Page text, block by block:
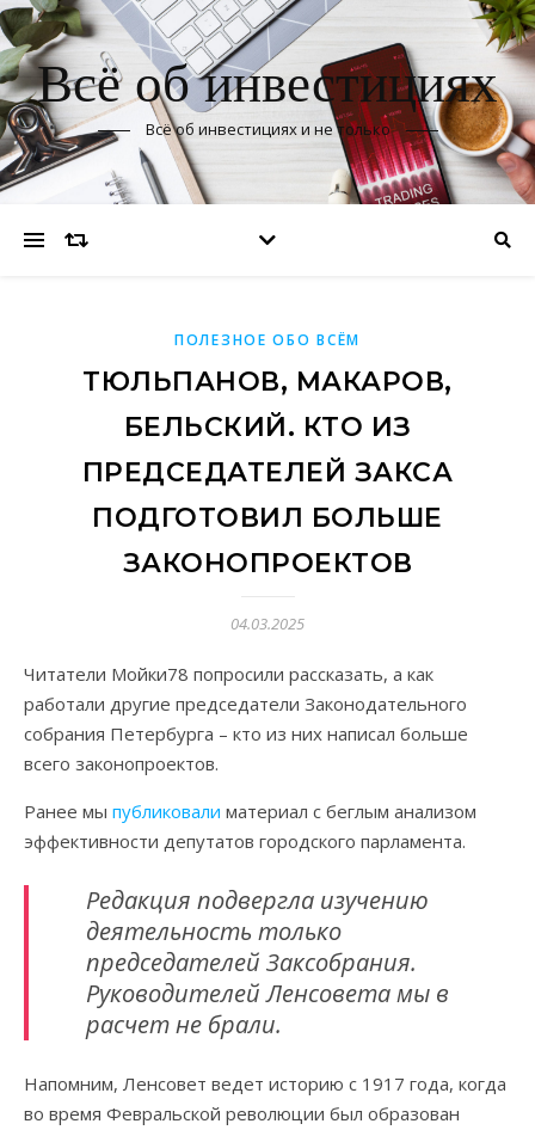
Всё об инвестициях
Всё об инвестициях и не только
ПОЛЕЗНОЕ ОБО ВСЁМ
ТЮЛЬПАНОВ, МАКАРОВ,
БЕЛЬСКИЙ. КТО ИЗ
ПРЕДСЕДАТЕЛЕЙ ЗАКСА
ПОДГОТОВИЛ БОЛЬШЕ
ЗАКОНОПРОЕКТОВ
04.03.2025
Читатели Мойки78 попросили рассказать, а как
работали другие председатели Законодательного
собрания Петербурга – кто из них написал больше
всего законопроектов.
Ранее мы публиковали материал с беглым анализом
эффективности депутатов городского парламента.
Редакция подвергла изучению
деятельность только
председателей Заксобрания.
Руководителей Ленсовета мы в
расчет не брали.
Напомним, Ленсовет ведет историю с 1917 года, когда
во время Февральской революции был образован